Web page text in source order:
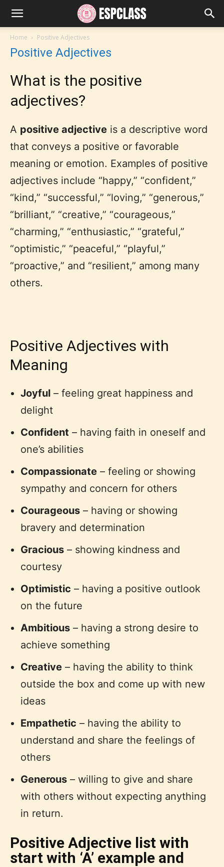
Home Positive Adjectives
Positive Adjectives
What is the positive
adjectives?
A positive adjective is a descriptive word
that conveys a positive or favorable
meaning or emotion. Examples of positive
adjectives include “happy,” “confident,”
“kind,” “successful,” “loving,” “generous,”
“brilliant,” “creative,” “courageous,”
“charming,” “enthusiastic,” “grateful,”
“optimistic,” “peaceful,” “playful,”
“proactive,” and “resilient,” among many
others.
Positive Adjectives with
Meaning
Joyful – feeling great happiness and
delight
Confident – having faith in oneself and
one’s abilities
Compassionate – feeling or showing
sympathy and concern for others
Courageous – having or showing
bravery and determination
Gracious – showing kindness and
courtesy
Optimistic – having a positive outlook
on the future
Ambitious – having a strong desire to
achieve something
Creative – having the ability to think
outside the box and come up with new
ideas
Empathetic – having the ability to
understand and share the feelings of
others
Generous – willing to give and share
with others without expecting anything
in return.
Positive Adjective list with
start with ‘A’ example and